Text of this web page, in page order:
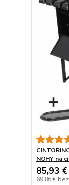
NOHY na
85,93 €
69,86 €